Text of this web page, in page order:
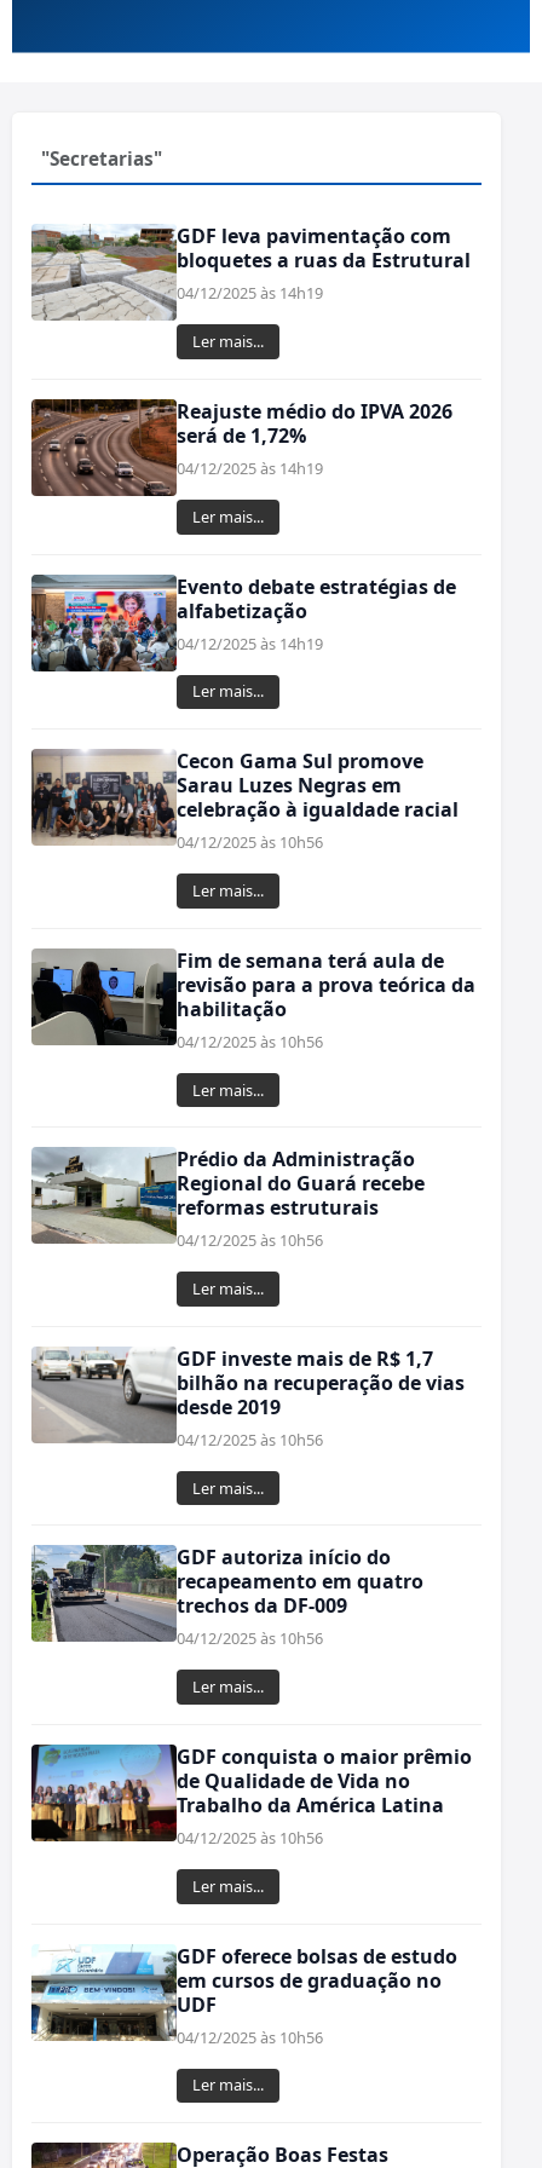
"Secretarias"
GDF leva pavimentação com
bloquetes a ruas da Estrutural
04/12/2025 às 14h19
Ler mais...
Reajuste médio do IPVA 2026
será de 1,72%
04/12/2025 às 14h19
Ler mais...
Evento debate estratégias de
alfabetização
04/12/2025 às 14h19
Ler mais...
Cecon Gama Sul promove
Sarau Luzes Negras em
celebração à igualdade racial
04/12/2025 às 10h56
Ler mais...
Fim de semana terá aula de
revisão para a prova teórica da
habilitação
04/12/2025 às 10h56
Ler mais...
Prédio da Administração
Regional do Guará recebe
reformas estruturais
04/12/2025 às 10h56
Ler mais...
GDF investe mais de R$ 1,7
bilhão na recuperação de vias
desde 2019
04/12/2025 às 10h56
Ler mais...
GDF autoriza início do
recapeamento em quatro
trechos da DF-009
04/12/2025 às 10h56
Ler mais...
GDF conquista o maior prêmio
de Qualidade de Vida no
Trabalho da América Latina
04/12/2025 às 10h56
Ler mais...
GDF oferece bolsas de estudo
em cursos de graduação no
UDF
04/12/2025 às 10h56
Ler mais...
Operação Boas Festas